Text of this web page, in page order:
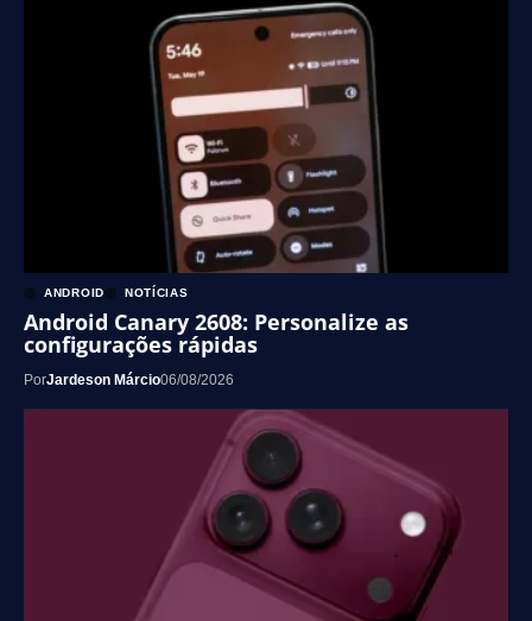
ANDROID NOTÍCIAS
Android Canary 2608: Personalize as
configurações rápidas
PorJardeson Márcio06/08/2026